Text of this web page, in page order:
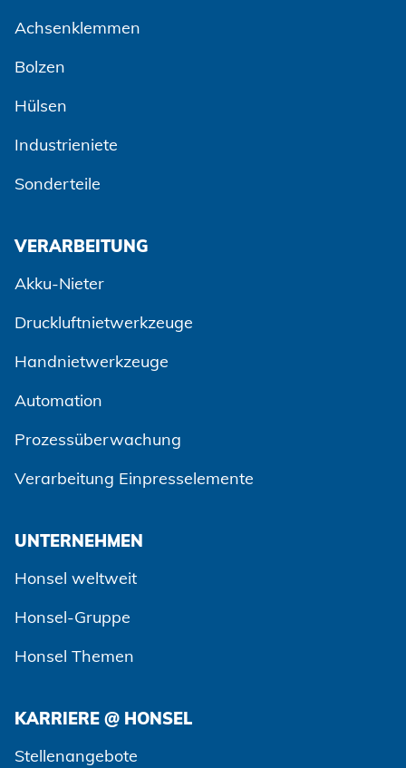
Achsenklemmen
Bolzen
Hülsen
Industrieniete
Sonderteile
VERARBEITUNG
Akku-Nieter
Druckluftnietwerkzeuge
Handnietwerkzeuge
Automation
Prozessüberwachung
Verarbeitung Einpresselemente
UNTERNEHMEN
Honsel weltweit
Honsel-Gruppe
Honsel Themen
KARRIERE @ HONSEL
Stellenangebote